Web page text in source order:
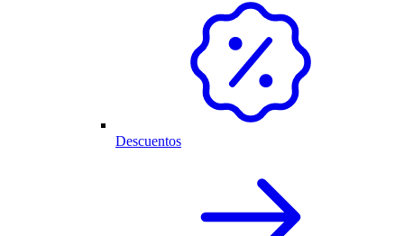
Descuentos